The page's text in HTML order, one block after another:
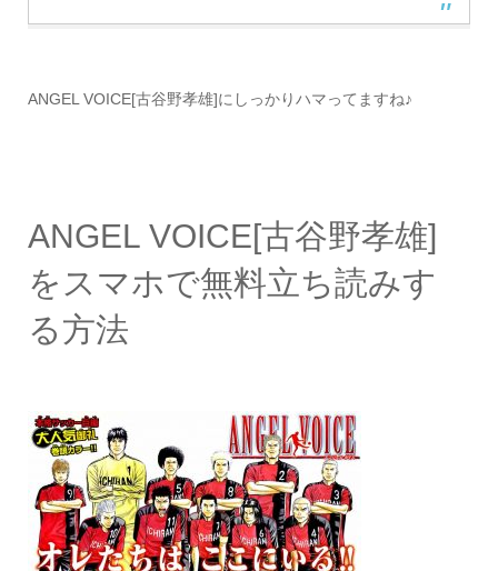
ANGEL VOICE[古谷野孝雄]にしっかりハマってますね♪
ANGEL VOICE[古谷野孝雄]
をスマホで無料立ち読みす
る方法